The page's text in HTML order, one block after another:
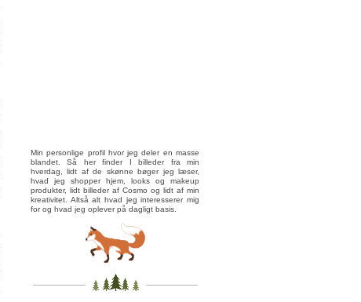
Min personlige profil hvor jeg deler en masse
blandet. Så her finder I billeder fra min
hverdag, lidt af de skønne bøger jeg læser,
hvad jeg shopper hjem, looks og makeup
produkter, lidt billeder af Cosmo og lidt af min
kreativitet. Altså alt hvad jeg interesserer mig
for og hvad jeg oplever på dagligt basis.